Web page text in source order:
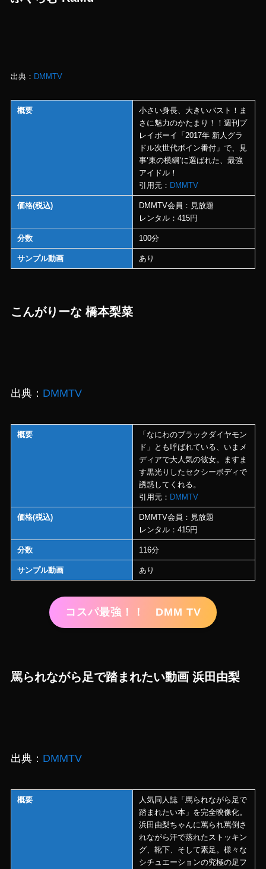
出典： DMMTV
概要
小さい身長、大きいバスト！ま
さに魅力のかたまり！！週刊プ
レイボーイ「2017年 新人グラ
ドル次世代ボイン番付」で、見
事‘東の横綱’に選ばれた、最強
アイドル！
引用元： DMMTV
価格(税込)
DMMTV会員：見放題
レンタル：415円
分数 100分
サンプル動画 あり
こんがりーな 橋本梨菜
出典： DMMTV
概要
「なにわのブラックダイヤモン
ド」とも呼ばれている、いまメ
ディアで大人気の彼女。ますま
す黒光りしたセクシーボディで
誘惑してくれる。
引用元： DMMTV
価格(税込)
DMMTV会員：見放題
レンタル：415円
分数 116分
サンプル動画 あり
コスパ最強！！ DMM TV
罵られながら足で踏まれたい動画 浜田由梨
出典： DMMTV
概要
人気同人誌「罵られながら足で
踏まれたい本」を完全映像化。
浜田由梨ちゃんに罵られ罵倒さ
れながら汗で蒸れたストッキン
グ、靴下、そして素足。様々な
シチュエーションの究極の足フ